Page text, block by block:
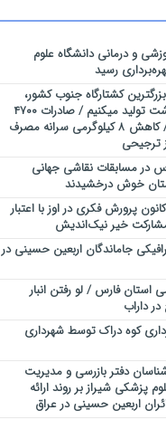
و درمانی دانشگاه علوم
رسید
و بزرگترین کشتارگاه جنوب کشور،
روزانه ۳۰۰ تن گوشت تولید میکنیم / صادرات ۴۷۰۰
تنی در سال گذشته / کاهش ۸ کیلوگرمی سرانه مصرف
ترجیحی
در مسابقات نقاشی جهانی
خوش درخشیدند
پرورش فکری در اوز با اعتبار
جاماندگان اربعین حسینی در
استان فارس / لو رفتن انبار
کوه دراک توسط شهرداری
دفتر بازرسی و مدیریت
پزشکی شیراز بر روند ارائه
اربعین حسینی در عراق